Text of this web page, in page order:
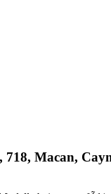
718, Macan,